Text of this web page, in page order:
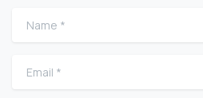
Name
Email